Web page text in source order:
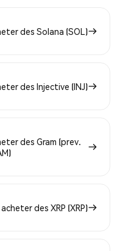
des Solana (SOL)
des Injective (INJ)
des Gram (prev.
des XRP (XRP)